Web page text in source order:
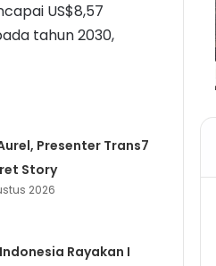
US$8,57
tahun 2030,
Presenter Trans7
Story
2026
Rayakan I